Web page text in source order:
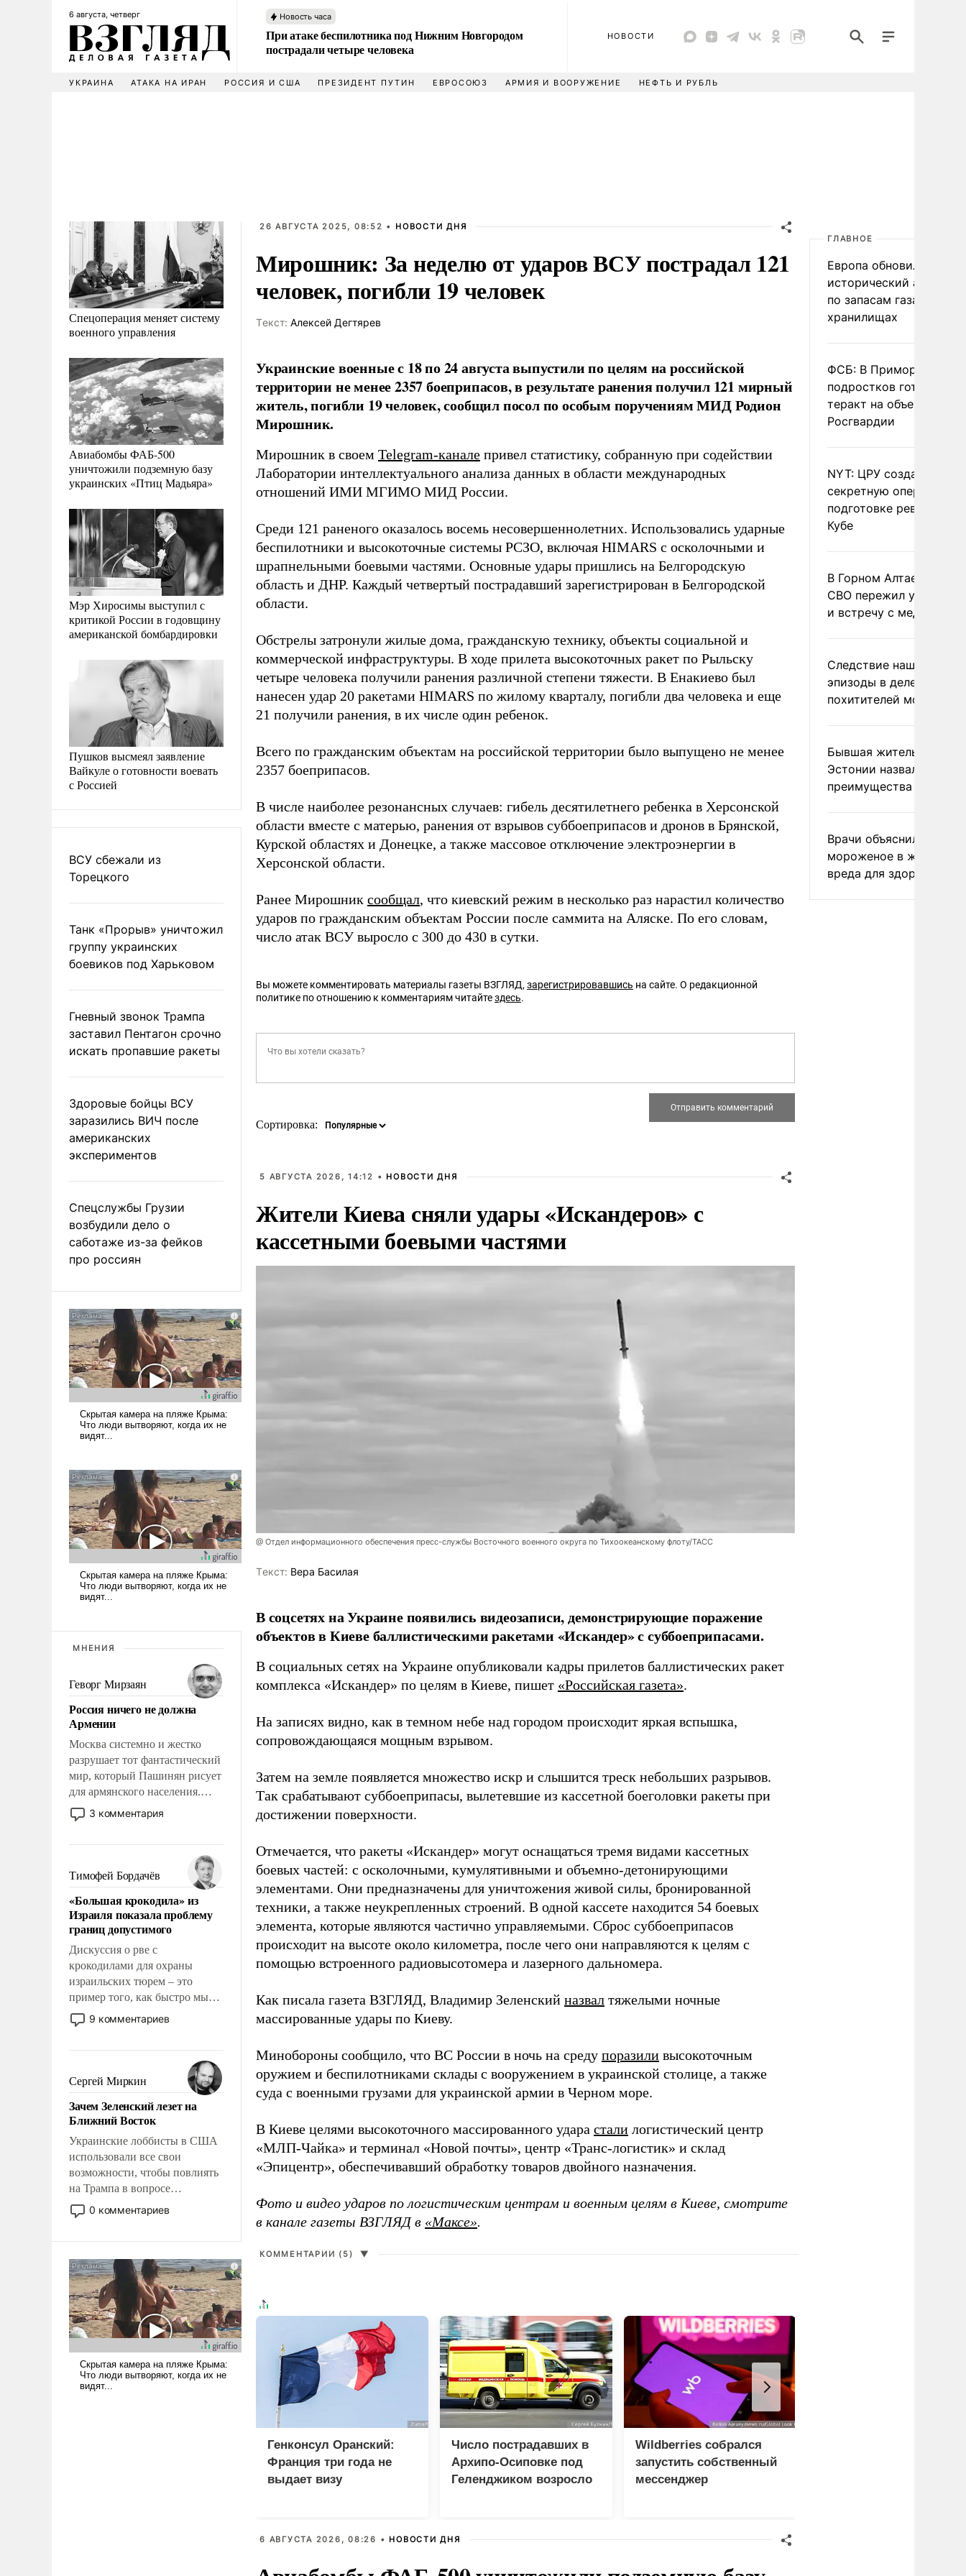
6 августа, четверг Новость часа
При атаке беспилотника под Нижним Новгородом
пострадали четыре человека
НОВОСТИ
УКРАИНА АТАКА НА ИРАН РОССИЯ И США ПРЕЗИДЕНТ ПУТИН ЕВРОСОЮЗ АРМИЯ И ВООРУЖЕНИЕ НЕФТЬ И РУБЛЬ
Спецоперация меняет систему
военного управления
Авиабомбы ФАБ-500
уничтожили подземную базу
украинских «Птиц Мадьяра»
Мэр Хиросимы выступил с
критикой России в годовщину
американской бомбардировки
Пушков высмеял заявление
Вайкуле о готовности воевать
с Россией
ВСУ сбежали из
Торецкого
Танк «Прорыв» уничтожил
группу украинских
боевиков под Харьковом
Гневный звонок Трампа
заставил Пентагон срочно
искать пропавшие ракеты
Здоровые бойцы ВСУ
заразились ВИЧ после
американских
экспериментов
Спецслужбы Грузии
возбудили дело о
саботаже из-за фейков
про россиян
МНЕНИЯ
Геворг Мирзаян
Россия ничего не должна
Армении
Москва системно и жестко
разрушает тот фантастический
мир, который Пашинян рисует
для армянского населения.
Мир, где этому населению все
должны просто по
политические прожекты будут
беспрекословно оплачиваться
за счет российских
налогоплательщиков и где за
свои поступки не нужно
отвечать.
3 комментария
Тимофей Бордачёв
«Большая крокодила» из
Израиля показала проблему
границ допустимого
Дискуссия о рве с
крокодилами для охраны
израильских тюрем – это
пример того, как быстро мы
двигаемся по пути
революционных изменений.
псевдонаучной фантастики,
стало всерьез обсуждаемой
идеей.
9 комментариев
Сергей Миркин
Зачем Зеленский лезет на
Ближний Восток
Украинские лоббисты в США
использовали все свои
возможности, чтобы повлиять
на Трампа в вопросе
предоставления вооружений
своим нанимателям. Вероятно,
голову мысль: хорошо бы
продемонстрировать, что
Украина вступила в
вооруженное противостояние
с Ираном.
0 комментариев
26 АВГУСТА 2025, 08:52 • НОВОСТИ ДНЯ
Мирошник: За неделю от ударов ВСУ пострадал 121
человек, погибли 19 человек
Tекст: Алексей Дегтярев
Украинские военные с 18 по 24 августа выпустили по целям на российской
территории не менее 2357 боеприпасов, в результате ранения получил 121 мирный
житель, погибли 19 человек, сообщил посол по особым поручениям МИД Родион
Мирошник.
Мирошник в своем Telegram-канале привел статистику, собранную при содействии
Лаборатории интеллектуального анализа данных в области международных
отношений ИМИ МГИМО МИД России.
Среди 121 раненого оказалось восемь несовершеннолетних. Использовались ударные
беспилотники и высокоточные системы РСЗО, включая HIMARS с осколочными и
шрапнельными боевыми частями. Основные удары пришлись на Белгородскую
область и ДНР. Каждый четвертый пострадавший зарегистрирован в Белгородской
области.
Обстрелы затронули жилые дома, гражданскую технику, объекты социальной и
коммерческой инфраструктуры. В ходе прилета высокоточных ракет по Рыльску
четыре человека получили ранения различной степени тяжести. В Енакиево был
нанесен удар 20 ракетами HIMARS по жилому кварталу, погибли два человека и еще
21 получили ранения, в их числе один ребенок.
Всего по гражданским объектам на российской территории было выпущено не менее
2357 боеприпасов.
В числе наиболее резонансных случаев: гибель десятилетнего ребенка в Херсонской
области вместе с матерью, ранения от взрывов суббоеприпасов и дронов в Брянской,
Курской областях и Донецке, а также массовое отключение электроэнергии в
Херсонской области.
Ранее Мирошник сообщал, что киевский режим в несколько раз нарастил количество
ударов по гражданским объектам России после саммита на Аляске. По его словам,
число атак ВСУ выросло с 300 до 430 в сутки.
Вы можете комментировать материалы газеты ВЗГЛЯД, зарегистрировавшись на сайте. О редакционной
политике по отношению к комментариям читайтездесь.
Сортировка:
5 АВГУСТА 2026, 14:12 • НОВОСТИ ДНЯ
Жители Киева сняли удары «Искандеров» с
кассетными боевыми частями
@ Отдел информационного обеспечения пресс-службы Восточного военного округа по Тихоокеанскому флоту/ТАСС
Tекст: Вера Басилая
В соцсетях на Украине появились видеозаписи, демонстрирующие поражение
объектов в Киеве баллистическими ракетами «Искандер» с суббоеприпасами.
В социальных сетях на Украине опубликовали кадры прилетов баллистических ракет
комплекса «Искандер» по целям в Киеве, пишет «Российская газета».
На записях видно, как в темном небе над городом происходит яркая вспышка,
сопровождающаяся мощным взрывом.
Затем на земле появляется множество искр и слышится треск небольших разрывов.
Так срабатывают суббоеприпасы, вылетевшие из кассетной боеголовки ракеты при
достижении поверхности.
Отмечается, что ракеты «Искандер» могут оснащаться тремя видами кассетных
боевых частей: с осколочными, кумулятивными и объемно-детонирующими
элементами. Они предназначены для уничтожения живой силы, бронированной
техники, а также неукрепленных строений. В одной кассете находится 54 боевых
элемента, которые являются частично управляемыми. Сброс суббоеприпасов
происходит на высоте около километра, после чего они направляются к целям с
помощью встроенного радиовысотомера и лазерного дальномера.
Как писала газета ВЗГЛЯД, Владимир Зеленский назвал тяжелыми ночные
массированные удары по Киеву.
Минобороны сообщило, что ВС России в ночь на среду поразили высокоточным
оружием и беспилотниками склады с вооружением в украинской столице, а также
суда с военными грузами для украинской армии в Черном море.
В Киеве целями высокоточного массированного удара стали логистический центр
«МЛП-Чайка» и терминал «Новой почты», центр «Транс-логистик» и склад
«Эпицентр», обеспечивавший обработку товаров двойного назначения.
Фото и видео ударов по логистическим центрам и военным целям в Киеве, смотрите
в канале газеты ВЗГЛЯД в «Максе».
КОММЕНТАРИИ (5) ▼
Генконсул Оранский:
Франция три года не
выдает визу
Число пострадавших в
Архипо-Осиповке под
Геленджиком возросло
Wildberries собрался
запустить собственный
мессенджер
6 АВГУСТА 2026, 08:26 • НОВОСТИ ДНЯ
ГЛАВНОЕ
Европа обновила
исторический
по запасам газа в
хранилищах
ФСБ: В Приморье трое
подростков готовили
теракт на объекте
Росгвардии
NYT: ЦРУ создало
секретную опергруппу
подготовке революции
Кубе
В Горном Алтае
СВО пережил удар
и встречу с медведем
Следствие нашло
эпизоды в деле
похитителей москвичек
Бывшая жительница
Эстонии назвала
преимущества России
Врачи объяснили, как
мороженое в жару без
вреда для здоровья